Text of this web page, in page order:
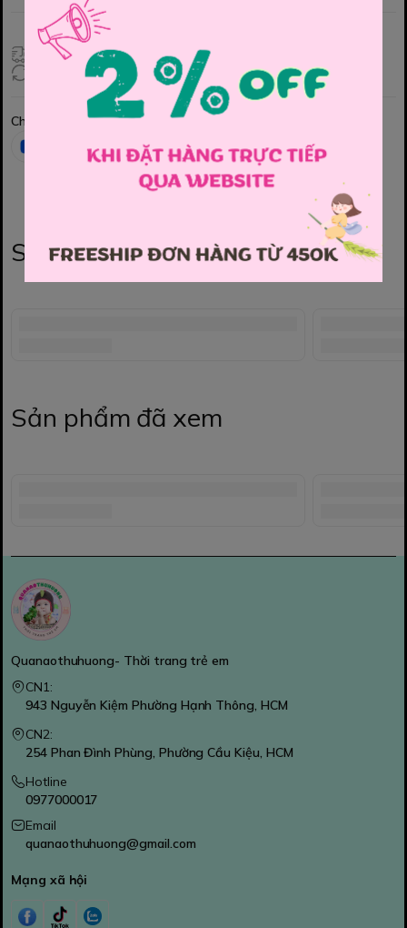
Giao hàng toàn quốc
Đổi hàng 3 ngày (HCM), 7 ngày (Tỉnh)
Chia sẻ
Sản phẩm liên quan
Sản phẩm đã xem
Quanaothuhuong- Thời trang trẻ em
CN1:
943 Nguyễn Kiệm Phường Hạnh Thông, HCM
CN2:
254 Phan Đình Phùng, Phường Cầu Kiệu, HCM
Hotline
0977000017
Email
quanaothuhuong@gmail.com
Mạng xã hội